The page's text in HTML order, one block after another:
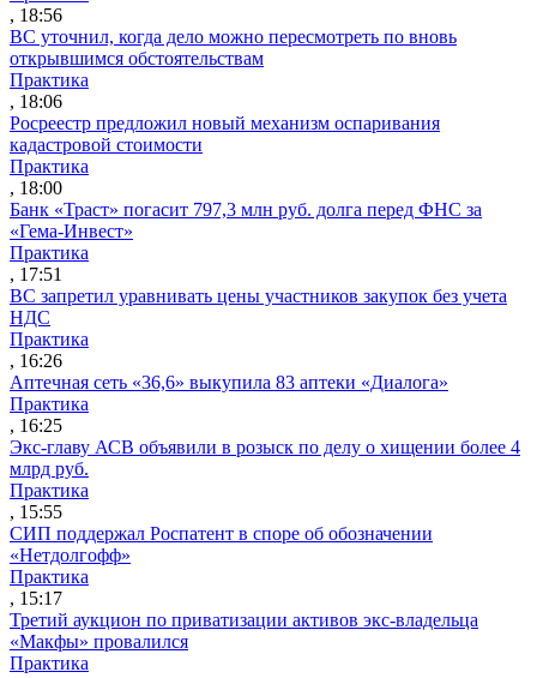
, 18:56
ВС уточнил, когда дело можно пересмотреть по вновь
открывшимся обстоятельствам
Практика
, 18:06
Росреестр предложил новый механизм оспаривания
кадастровой стоимости
Практика
, 18:00
Банк «Траст» погасит 797,3 млн руб. долга перед ФНС за
«Гема-Инвест»
Практика
, 17:51
ВС запретил уравнивать цены участников закупок без учета
НДС
Практика
, 16:26
Аптечная сеть «36,6» выкупила 83 аптеки «Диалога»
Практика
, 16:25
Экс-главу АСВ объявили в розыск по делу о хищении более 4
млрд руб.
Практика
, 15:55
СИП поддержал Роспатент в споре об обозначении
«Нетдолгофф»
Практика
, 15:17
Третий аукцион по приватизации активов экс-владельца
«Макфы» провалился
Практика